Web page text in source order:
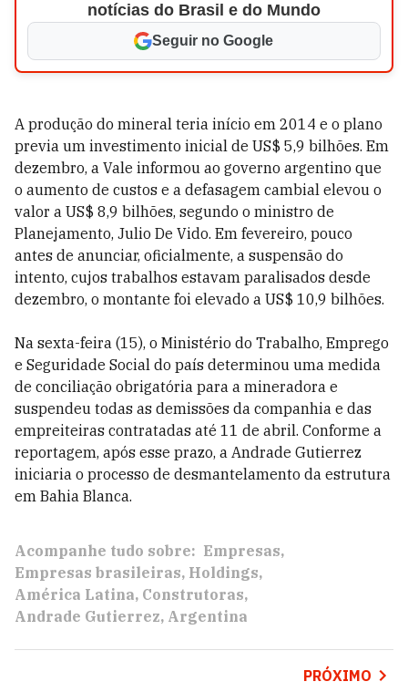
notícias do Brasil e do Mundo
Seguir no Google
A produção do mineral teria início em 2014 e o plano
previa um investimento inicial de US$ 5,9 bilhões. Em
dezembro, a Vale informou ao governo argentino que
o aumento de custos e a defasagem cambial elevou o
valor a US$ 8,9 bilhões, segundo o ministro de
Planejamento, Julio De Vido. Em fevereiro, pouco
antes de anunciar, oficialmente, a suspensão do
intento, cujos trabalhos estavam paralisados desde
dezembro, o montante foi elevado a US$ 10,9 bilhões.
Na sexta-feira (15), o Ministério do Trabalho, Emprego
e Seguridade Social do país determinou uma medida
de conciliação obrigatória para a mineradora e
suspendeu todas as demissões da companhia e das
empreiteiras contratadas até 11 de abril. Conforme a
reportagem, após esse prazo, a Andrade Gutierrez
iniciaria o processo de desmantelamento da estrutura
em Bahia Blanca.
Acompanhe tudo sobre: Empresas
Empresas brasileiras Holdings
América Latina Construtoras
Andrade Gutierrez Argentina
PRÓXIMO